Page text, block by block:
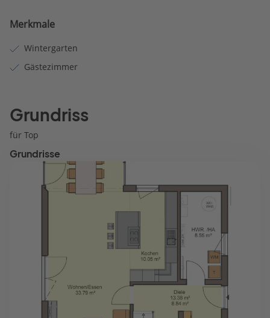
Merkmale
Wintergarten
Gästezimmer
Grundriss
für Top
Grundrisse